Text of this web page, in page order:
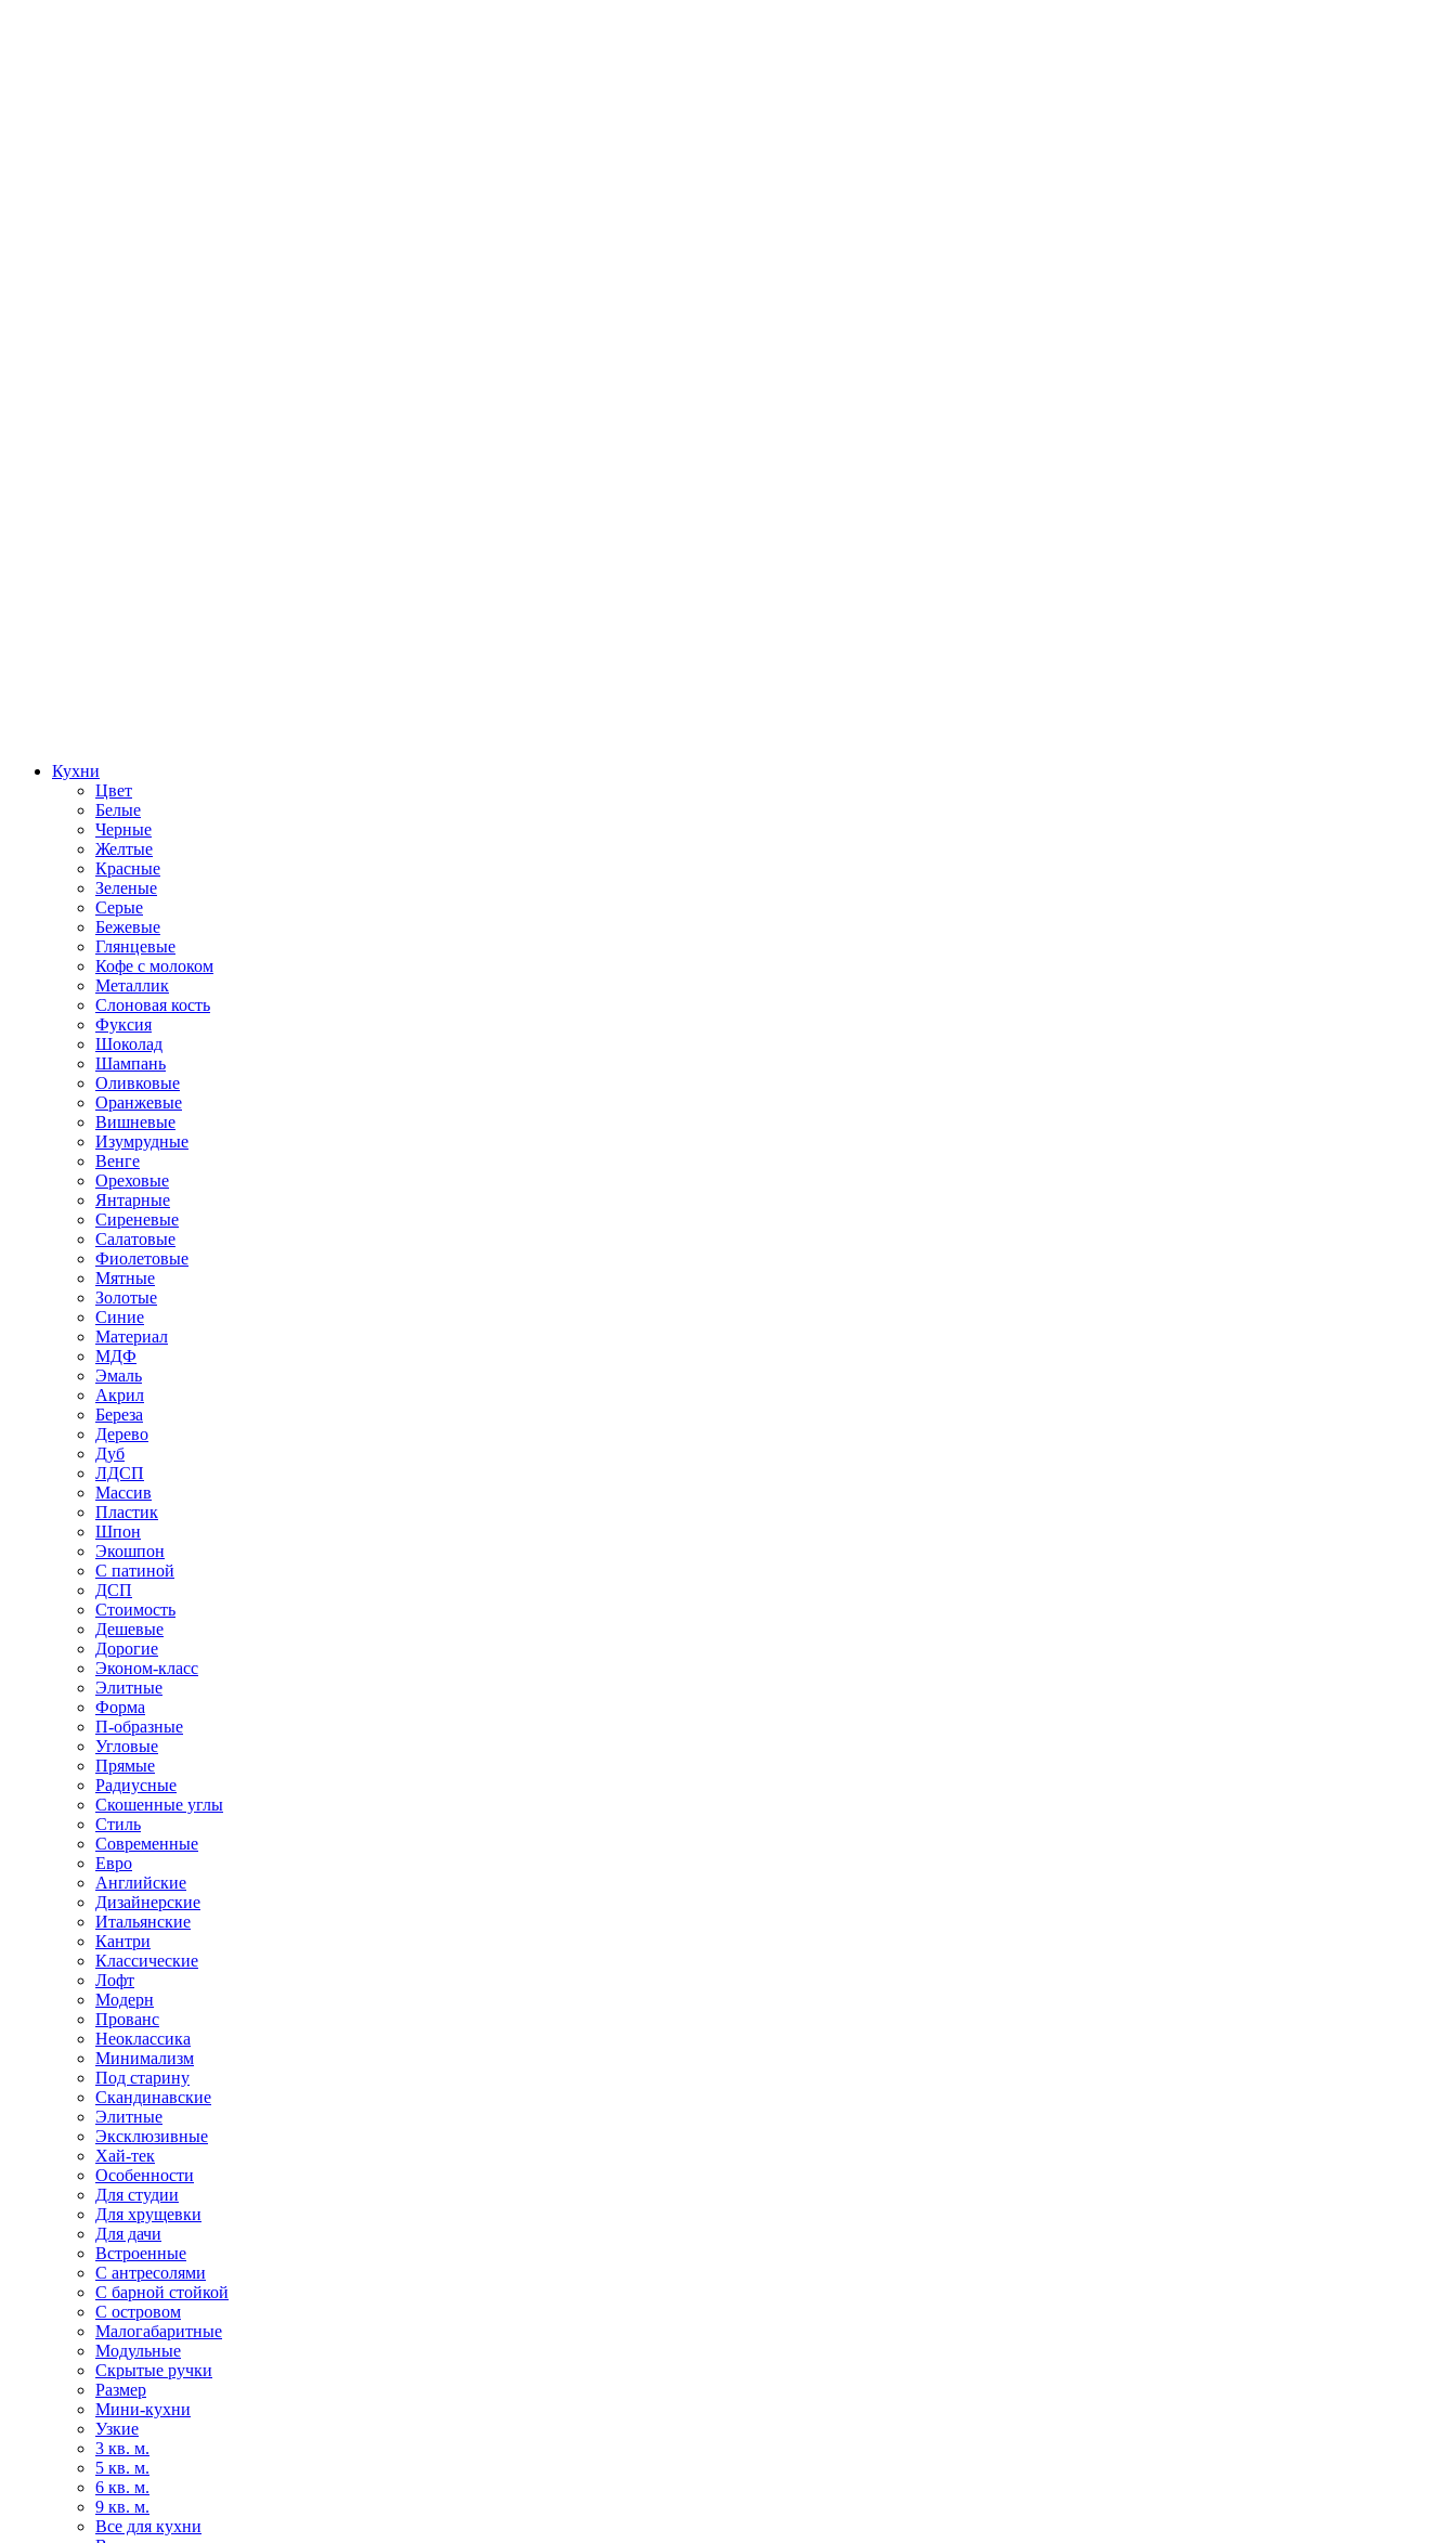
Кухни
Цвет
Белые
Черные
Желтые
Красные
Зеленые
Серые
Бежевые
Глянцевые
Кофе с молоком
Металлик
Слоновая кость
Фуксия
Шоколад
Шампань
Оливковые
Оранжевые
Вишневые
Изумрудные
Венге
Ореховые
Янтарные
Сиреневые
Салатовые
Фиолетовые
Мятные
Золотые
Синие
Материал
МДФ
Эмаль
Акрил
Береза
Дерево
Дуб
ЛДСП
Массив
Пластик
Шпон
Экошпон
С патиной
ДСП
Стоимость
Дешевые
Дорогие
Эконом-класс
Элитные
Форма
П-образные
Угловые
Прямые
Радиусные
Скошенные углы
Стиль
Современные
Евро
Английские
Дизайнерские
Итальянские
Кантри
Классические
Лофт
Модерн
Прованс
Неоклассика
Минимализм
Под старину
Скандинавские
Элитные
Эксклюзивные
Хай-тек
Особенности
Для студии
Для хрущевки
Для дачи
Встроенные
С антресолями
С барной стойкой
С островом
Малогабаритные
Модульные
Скрытые ручки
Размер
Мини-кухни
Узкие
3 кв. м.
5 кв. м.
6 кв. м.
9 кв. м.
Все для кухни